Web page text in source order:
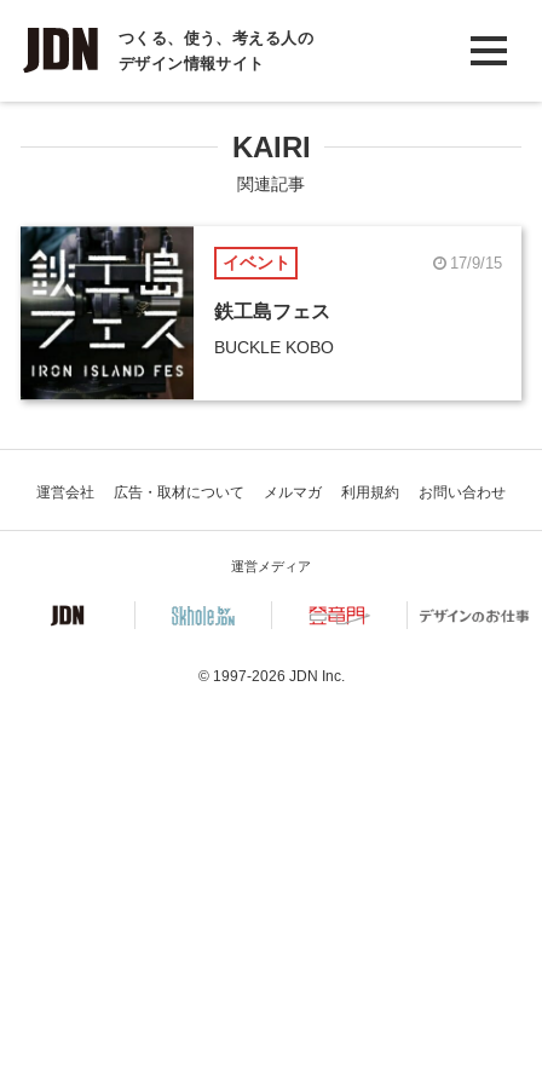
つくる、使う、考える人の
デザイン情報サイト
INTERVIEW
インタビュー
COLUMN
コラム
KAIRI
関連記事
イベント 17/9/15
鉄工島フェス
BUCKLE KOBO
運営会社 広告・取材について メルマガ 利用規約 お問い合わせ
運営メディア
© 1997-2026 JDN Inc.